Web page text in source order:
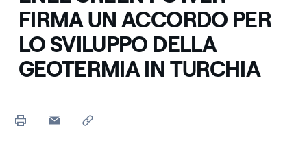
FIRMA UN ACCORDO PER
LO SVILUPPO DELLA
GEOTERMIA IN TURCHIA